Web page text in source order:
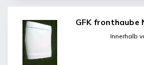
GFK fronthaube
Innerhalb